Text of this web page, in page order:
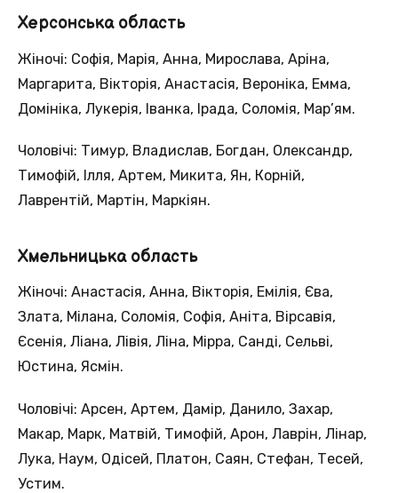
Херсонська область
Жіночі: Софія, Марія, Анна, Мирослава, Аріна,
Маргарита, Вікторія, Анастасія, Вероніка, Емма,
Домініка, Лукерія, Іванка, Ірада, Соломія, Мар’ям.
Чоловічі: Тимур, Владислав, Богдан, Олександр,
Тимофій, Ілля, Артем, Микита, Ян, Корній,
Лаврентій, Мартін, Маркіян.
Хмельницька область
Жіночі: Анастасія, Анна, Вікторія, Емілія, Єва,
Злата, Мілана, Соломія, Софія, Аніта, Вірсавія,
Єсенія, Ліана, Лівія, Ліна, Мірра, Санді, Сельві,
Юстина, Ясмін.
Чоловічі: Арсен, Артем, Дамір, Данило, Захар,
Макар, Марк, Матвій, Тимофій, Арон, Лаврін, Лінар,
Лука, Наум, Одісей, Платон, Саян, Стефан, Тесей,
Устим.